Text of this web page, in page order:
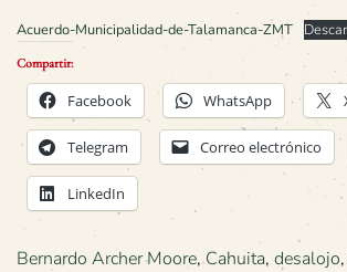
Acuerdo-Municipalidad-de-Talamanca-ZMT
Compartir:
Facebook WhatsApp
Telegram Correo electrónico
LinkedIn
Bernardo Archer Moore,Cahuita, desalojo,